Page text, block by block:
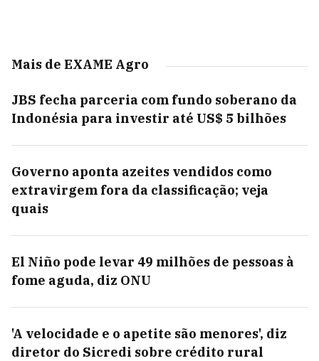
Mais de EXAME Agro
JBS fecha parceria com fundo soberano da
Indonésia para investir até US$ 5 bilhões
Governo aponta azeites vendidos como
extravirgem fora da classificação; veja
quais
El Niño pode levar 49 milhões de pessoas à
fome aguda, diz ONU
'A velocidade e o apetite são menores', diz
diretor do Sicredi sobre crédito rural